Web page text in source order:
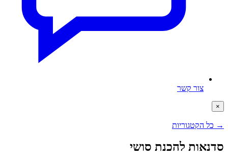
צור קשר
×
→ כל הקטגוריות
סדנאות להכנת סושי